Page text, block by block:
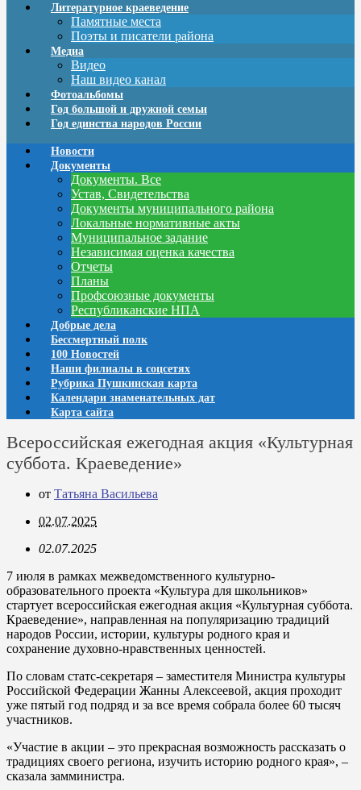
Литературное краеведение
Памятные места
Поэты и писатели района
Медиа
Видео
Наш видео канал
Фотоальбомы
Год большой и дружной семьи
Год единства народов России
Новости
Документы
Документы. Все
Устав, Свидетельства
Документы муниципального района
Локальные нормативные акты
Муниципальное задание
Независимая оценка качества
Отчеты
Планы
Профсоюзные документы
Республиканские НПА
Добрые дела
Бессмертный полк
100 Новостей
Наши филиалы в соцсетях
Рубрика Пушкинская карта
Календари знаменательных дат
Карта сайта
Всероссийская ежегодная акция «Культурная
суббота. Краеведение»
от Татьяна Васильева
02.07.2025
02.07.2025
7 июля в рамках межведомственного культурно-
образовательного проекта «Культура для школьников»
стартует всероссийская ежегодная акция «Культурная суббота.
Краеведение», направленная на популяризацию традиций
народов России, истории, культуры родного края и
сохранение духовно-нравственных ценностей.
По словам статс-секретаря – заместителя Министра культуры
Российской Федерации Жанны Алексеевой, акция проходит
уже пятый год подряд и за все время собрала более 60 тысяч
участников.
«Участие в акции – это прекрасная возможность рассказать о
традициях своего региона, изучить историю родного края», –
сказала замминистра.